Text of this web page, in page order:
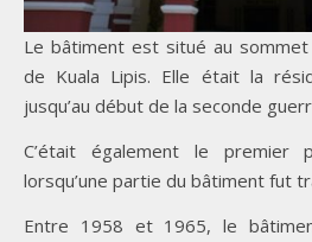
Le bâtiment est situé au
de Kuala Lipis. Elle était la
jusqu’au début de la seconde
C’était également le premier
lorsqu’une partie du bâtiment fut
Entre 1958 et 1965, le